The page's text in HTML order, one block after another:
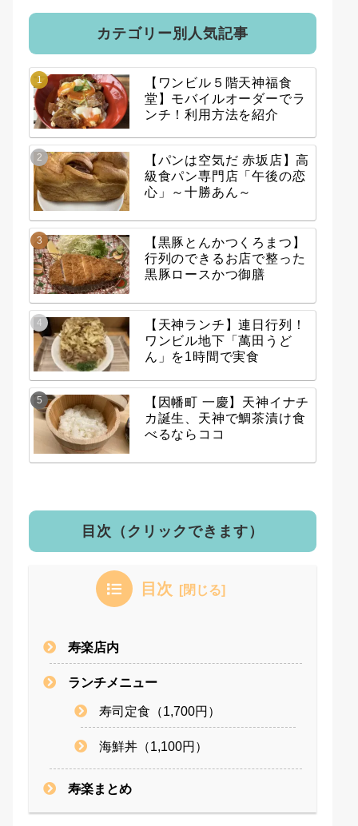
カテゴリー別人気記事
【ワンビル５階天神福食
堂】モバイルオーダーでラ
ンチ！利用方法を紹介
【パンは空気だ 赤坂店】高
級食パン専門店「午後の恋
心」～十勝あん～
【黒豚とんかつくろまつ】
行列のできるお店で整った
黒豚ロースかつ御膳
【天神ランチ】連日行列！
ワンビル地下「萬田うど
ん」を1時間で実食
【因幡町 一慶】天神イナチ
カ誕生、天神で鯛茶漬け食
べるならココ
目次（クリックできます）
目次
寿楽店内
ランチメニュー
寿司定食（1,700円）
海鮮丼（1,100円）
寿楽まとめ